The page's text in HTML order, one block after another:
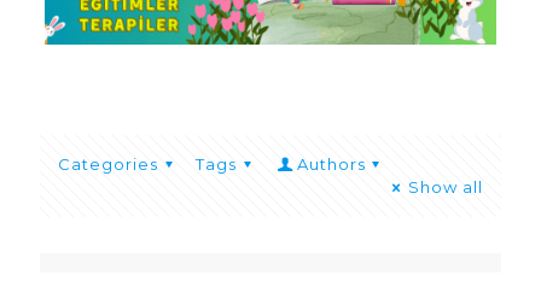
Categories Tags
Authors
Show all